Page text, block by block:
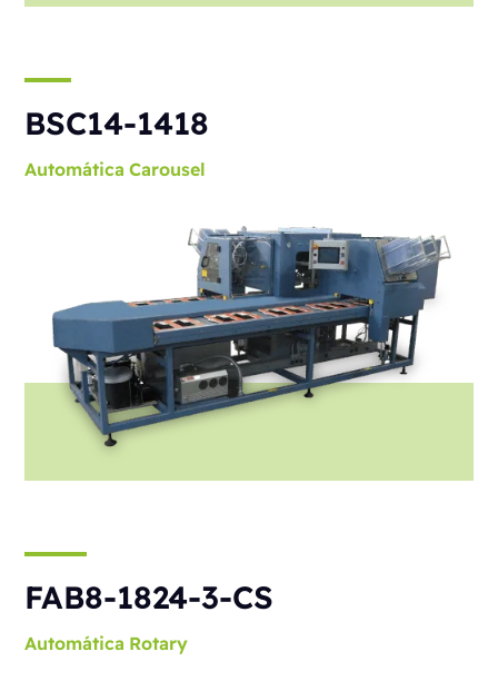
BSC14-1418
Automática Carousel
FAB8-1824-3-CS
Automática Rotary